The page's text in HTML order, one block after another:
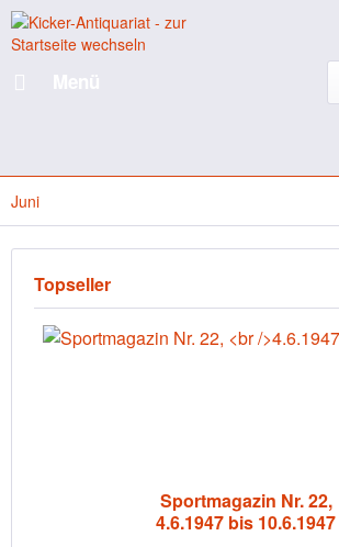
Juni
Topseller
Sportmagazin Nr. 22,
4.6.1947 bis 10.6.1947